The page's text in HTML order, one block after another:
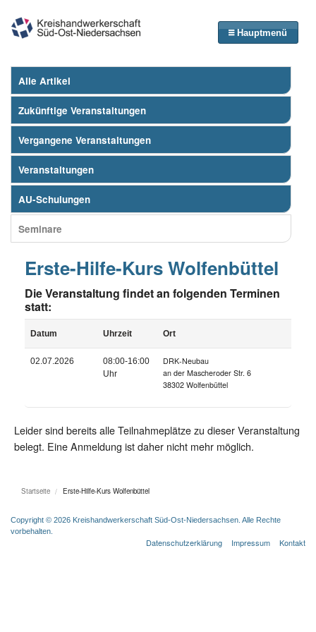
Hauptmenü
Alle Artikel
Zukünftige Veranstaltungen
Vergangene Veranstaltungen
Veranstaltungen
AU-Schulungen
Seminare
Erste-Hilfe-Kurs Wolfenbüttel
Die Veranstaltung findet an folgenden Terminen
statt:
Datum Uhrzeit Ort
02.07.2026
08:00-16:00
Uhr
DRK-Neubau
an der Mascheroder Str. 6
38302 Wolfenbüttel
Leider sind bereits alle Teilnahmeplätze zu dieser Veranstaltung
belegt. Eine Anmeldung ist daher nicht mehr möglich.
Startseite Erste-Hilfe-Kurs Wolfenbüttel
Copyright © 2026 Kreishandwerkerschaft Süd-Ost-Niedersachsen. Alle Rechte
vorbehalten.
Datenschutzerklärung Impressum Kontakt